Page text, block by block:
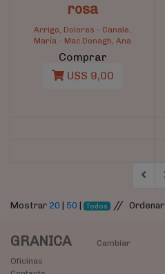
rosa
Arrigo, Dolores - Canale,
María - Mac Donagh, Ana
Comprar
U$S 9,00
Mostrar 20 50 Todos // Ordenar
GRANICA
Cambiar
Oficinas